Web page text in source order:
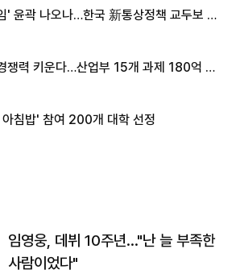
' 윤곽 나오나…한국 新통상정책 교두보 활
쟁력 키운다…산업부 15개 과제 180억 지
침밥' 참여 200개 대학 선정
임영웅, 데뷔 10주년…"난 늘 부족한
사람이었다"